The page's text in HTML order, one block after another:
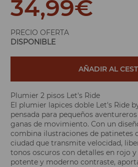
34,99€
PRECIO OFERTA
DISPONIBLE
AÑADIR AL
Plumier 2 pisos Let's Ride
El plumier lapices doble Let's Ride
pensada para pequeños
ganas de movimiento. Con un
combina ilustraciones de patinetes
ciudad que transmite velocidad,
tonos oscuros con detalles en rojo
potente y moderno contraste,